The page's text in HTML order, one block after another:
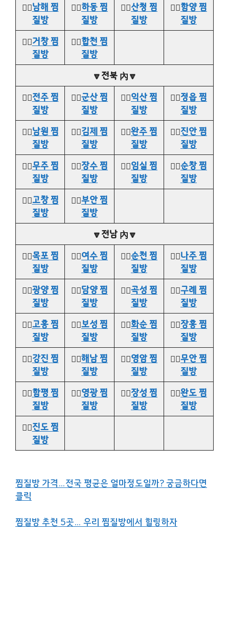
👉🏻남해 찜
질방
👉🏻하동 찜
질방
👉🏻산청 찜
질방
👉🏻함양 찜
질방
👉🏻거창 찜
질방
👉🏻합천 찜
질방
🔽전북 內🔽
👉🏻전주 찜
질방
👉🏻군산 찜
질방
👉🏻익산 찜
질방
👉🏻정읍 찜
질방
👉🏻남원 찜
질방
👉🏻김제 찜
질방
👉🏻완주 찜
질방
👉🏻진안 찜
질방
👉🏻무주 찜
질방
👉🏻장수 찜
질방
👉🏻임실 찜
질방
👉🏻순창 찜
질방
👉🏻고창 찜
질방
👉🏻부안 찜
질방
🔽전남 內🔽
👉🏻목포 찜
질방
👉🏻여수 찜
질방
👉🏻순천 찜
질방
👉🏻나주 찜
질방
👉🏻광양 찜
질방
👉🏻담양 찜
질방
👉🏻곡성 찜
질방
👉🏻구례 찜
질방
👉🏻고흥 찜
질방
👉🏻보성 찜
질방
👉🏻화순 찜
질방
👉🏻장흥 찜
질방
👉🏻강진 찜
질방
👉🏻해남 찜
질방
👉🏻영암 찜
질방
👉🏻무안 찜
질방
👉🏻함평 찜
질방
👉🏻영광 찜
질방
👉🏻장성 찜
질방
👉🏻완도 찜
질방
👉🏻진도 찜
질방
찜질방 가격…전국 평균은 얼마정도일까? 궁금하다면
클릭
찜질방 추천 5곳… 우리 찜질방에서 힐링하자